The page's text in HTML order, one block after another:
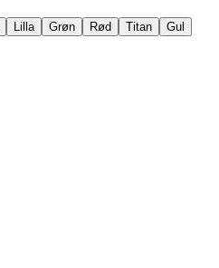
Lilla Grøn Rød Titan Gul